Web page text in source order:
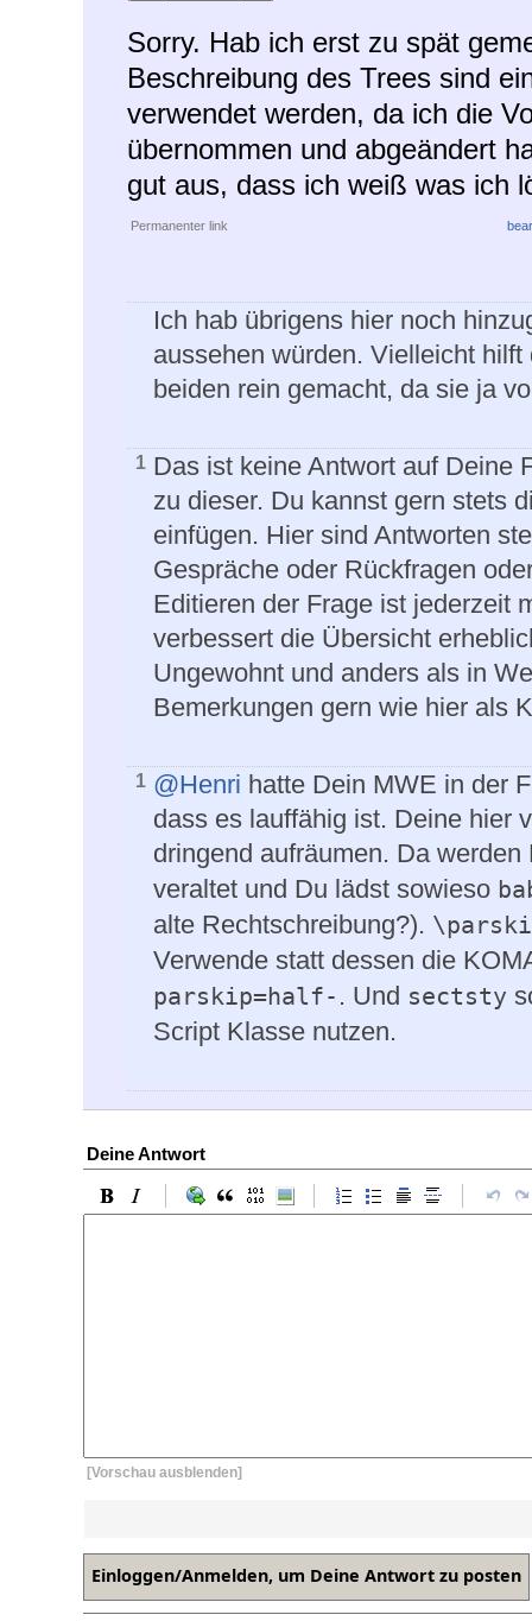
Sorry. Hab ich erst zu spät
Beschreibung des Trees sind
verwendet werden, da ich die
übernommen und abgeändert
gut aus, dass ich weiß was ich
Permanenter link
Ich hab übrigens hier noch
aussehen würden. Vielleicht
beiden rein gemacht, da sie ja
1 Das ist keine Antwort auf Deine
zu dieser. Du kannst gern stets
einfügen. Hier sind Antworten
Gespräche oder Rückfragen
Editieren der Frage ist jederzeit
verbessert die Übersicht
Ungewohnt und anders als in
Bemerkungen gern wie hier als
1 @Henri hatte Dein MWE in der
dass es lauffähig ist. Deine hier
dringend aufräumen. Da
veraltet und Du lädst sowieso
alte Rechtschreibung?).
Verwende statt dessen die
parskip=half- . Und sectsty
Script Klasse nutzen.
Deine Antwort
[Vorschau ausblenden]